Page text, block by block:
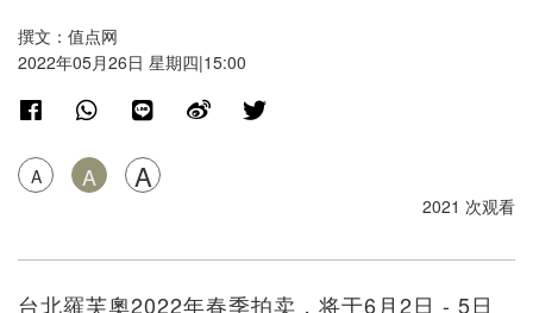
撰文：值点网
2022年05月26日 星期四|15:00
A A A
2021 次观看
台北羅芙奧2022年春季拍卖，将于6月2日 - 5日